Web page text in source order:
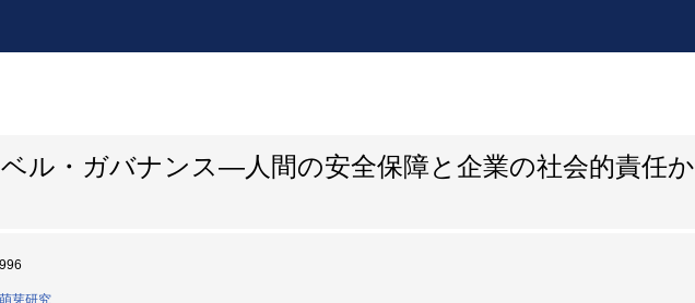
ル・ガバナンス―人間の安全保障と企業の社会的責任か
芽研究